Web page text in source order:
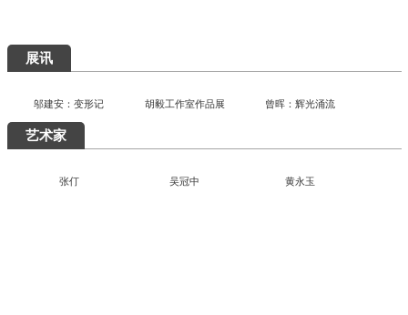
展讯
邬建安：变形记 胡毅工作室作品展 曾晖：辉光涌流
艺术家
张仃 吴冠中 黄永玉